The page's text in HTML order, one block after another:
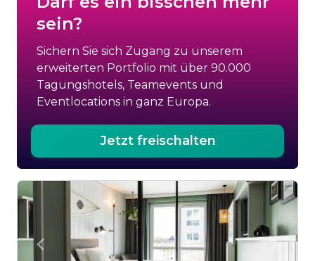
sein?
Sichern Sie sich Zugang zu unserem
erweiterten Portfolio mit über 90.000
Tagungshotels, Teamevents und
Eventlocations in ganz Europa.
Jetzt freischalten